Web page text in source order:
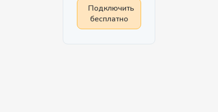
Подключить
бесплатно